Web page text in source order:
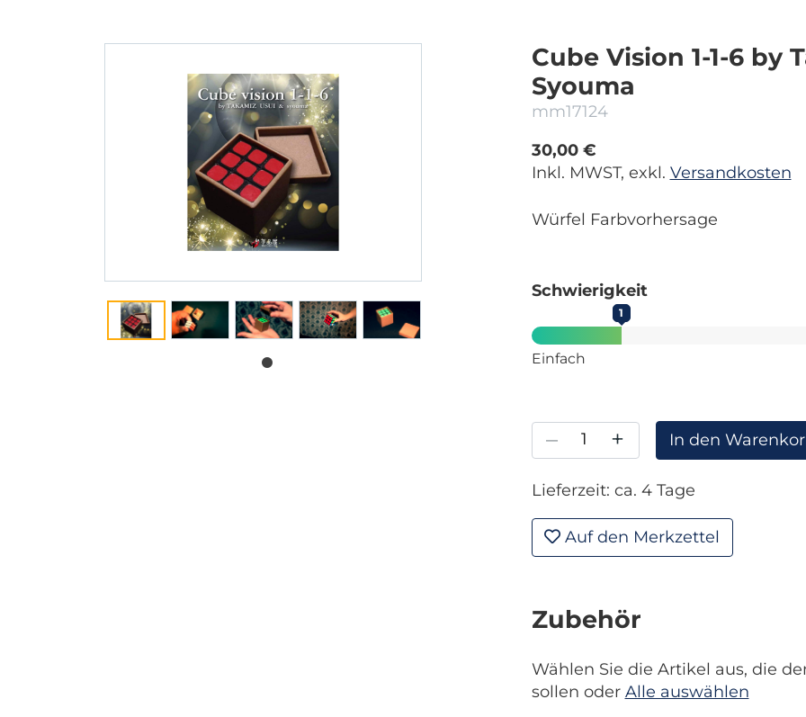
Cube Vision 1-1-6 by
Syouma
mm17124
30,00 €
Inkl. MWST, exkl. Versandkosten
Würfel Farbvorhersage
Schwierigkeit
1
Einfach
– + In den
Lieferzeit: ca. 4 Tage
Auf den Merkzettel
Zubehör
Wählen Sie die Artikel aus, die
sollen oder Alle auswählen